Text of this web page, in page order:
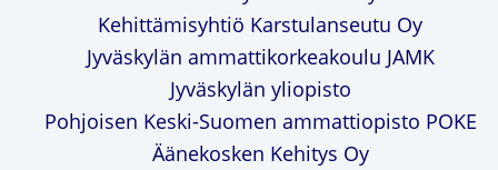
Kehittämisyhtiö Karstulanseutu Oy
Jyväskylän ammattikorkeakoulu JAMK
Jyväskylän yliopisto
Pohjoisen Keski-Suomen ammattiopisto POKE
Äänekosken Kehitys Oy